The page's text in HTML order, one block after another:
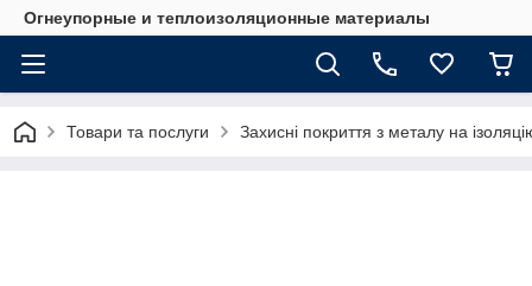
Огнеупорные и теплоизоляционные материалы
Товари та послуги Захисні покриття з металу на